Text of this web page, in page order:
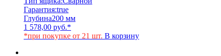
Гарантия:true
Глубина200 мм
1 578,00 руб.*
*при покупке от 21 шт. В корзину